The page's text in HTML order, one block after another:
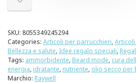
SKU: 8055349245294
Categories: Articoli per parrucchieri,
Bellezza e salute, Idee regalo speciali,
Tags: ammorbidente, Beard mode, cura
energia, idratante, nutriente, olio secco per
Marchio: Raywell